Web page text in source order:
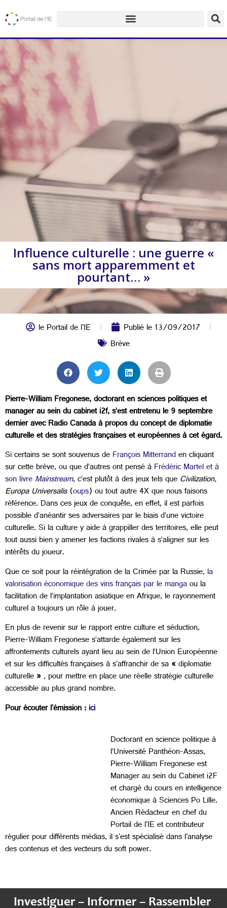
Influence culturelle : une guerre «
sans mort apparemment et
pourtant… »
le Portail de l'IE Publié le13/09/2017
Brève
Pierre-William Fregonese, doctorant en sciences politiques et
manager au sein du cabinet i2f, s’est entretenu le 9 septembre
dernier avec Radio Canada à propos du concept de diplomatie
culturelle et des stratégies françaises et européennes à cet égard.
Si certains se sont souvenus deFrançois Mitterranden cliquant
sur cette brève, ou que d’autres ont pensé àFrédéric Martel et à
son livreMainstream, c’est plutôt à des jeux tels queCivilization,
Europa Universalis(oups) ou tout autre 4X que nous faisons
référence. Dans ces jeux de conquête, en effet, il est parfois
possible d’anéantir ses adversaires par le biais d’une victoire
culturelle. Si la culture y aide à grappiller des territoires, elle peut
tout aussi bien y amener les factions rivales à s’aligner sur les
intérêts du joueur.
Que ce soit pour la réintégration de la Crimée par la Russie,la
valorisation économique des vins français par le mangaou la
facilitation de l’implantation asiatique en Afrique, le rayonnement
culturel a toujours un rôle à jouer.
En plus de revenir sur le rapport entre culture et séduction,
Pierre-William Fregonese s’attarde également sur les
affrontements culturels ayant lieu au sein de l’Union Européenne
et sur les difficultés françaises à s'affranchir de sa«diplomatie
culturelle», pour mettre en place une réelle stratégie culturelle
accessible au plus grand nombre.
Pour écouter l'émission :ici
Doctorant en science politique à
l’Université Panthéon-Assas,
Pierre-William Fregonese est
Manager au sein du Cabinet i2F
et chargé du cours en intelligence
économique à Sciences Po Lille.
Ancien Rédacteur en chef du
Portail de l'IE et contributeur
régulier pour différents médias, il s'est spécialisé dans l'analyse
des contenus et des vecteurs du soft power.
Investiguer – Informer – Rassembler